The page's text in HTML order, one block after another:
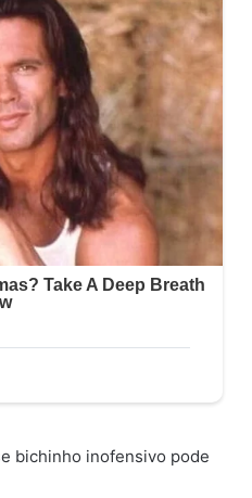
bichinho inofensivo pode